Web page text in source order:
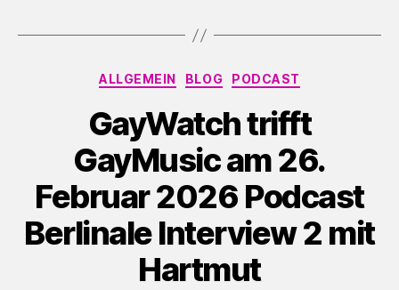
Kategorien
ALLGEMEIN BLOG PODCAST
GayWatch trifft
GayMusic am 26.
Februar 2026 Podcast
Berlinale Interview 2 mit
Hartmut